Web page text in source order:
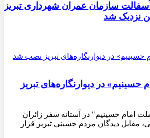
سازمان عمران شهرداری تبریز
در دیوارنگاره‌های تبریز
امام حسینیم" در آستانه سفر زائران
مقابل دیدگان مردم حسینی تبریز قرار